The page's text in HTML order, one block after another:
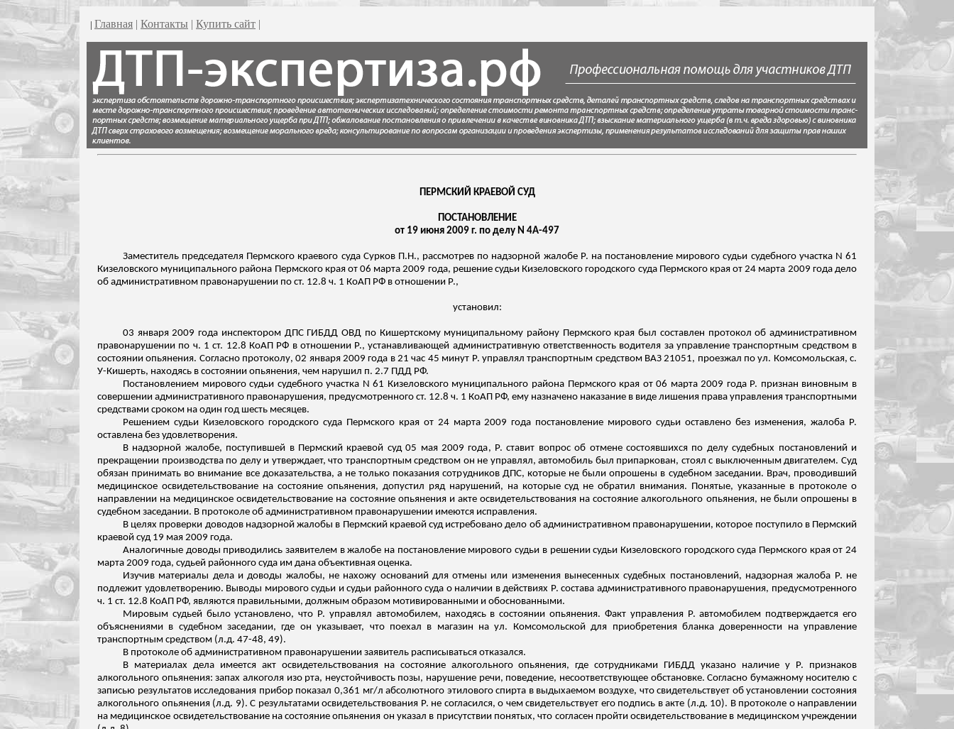
| Главная | Контакты | Купить сайт |
ПЕРМСКИЙ КРАЕВОЙ СУД
ПОСТАНОВЛЕНИЕ
от 19 июня 2009 г. по делу N 4А-497
Заместитель председателя Пермского краевого суда Сурков П.Н., рассмотрев по надзорной жалобе Р. на постановление мирового судьи судебного участка N 61
Кизеловского муниципального района Пермского края от 06 марта 2009 года, решение судьи Кизеловского городского суда Пермского края от 24 марта 2009 года дело
об административном правонарушении по ст. 12.8 ч. 1 КоАП РФ в отношении Р.,
установил:
03 января 2009 года инспектором ДПС ГИБДД ОВД по Кишертскомумуниципальному району Пермского края был составлен протокол об административном
правонарушении по ч. 1 ст. 12.8 КоАП РФ в отношении Р., устанавливающей административную ответственность водителя за управление транспортным средством в
состоянии опьянения. Согласно протоколу, 02 января 2009 года в 21 час 45 минут Р. управлял транспортным средством ВАЗ 21051, проезжал по ул. Комсомольская, с.
У-Кишерть, находясь в состоянии опьянения, чем нарушил п. 2.7 ПДД РФ.
Постановлением мирового судьи судебного участка N 61 Кизеловскогомуниципального района Пермского края от 06 марта 2009 года Р. признан виновным в
совершении административного правонарушения, предусмотренного ст. 12.8 ч. 1 КоАП РФ, ему назначено наказание в виде лишения права управления транспортными
средствами сроком на один год шесть месяцев.
Решением судьи Кизеловскогогородского суда Пермского края от 24 марта 2009 года постановление мирового судьи оставлено без изменения, жалоба Р.
оставлена без удовлетворения.
В надзорной жалобе, поступившей в Пермский краевой суд 05 мая 2009 года, Р. ставит вопрос об отмене состоявшихся по делу судебных постановлений и
прекращении производства по делу и утверждает, что транспортным средством он не управлял, автомобиль был припаркован, стоял с выключенным двигателем. Суд
обязан принимать во внимание все доказательства, а не только показания сотрудников ДПС, которые не были опрошены в судебном заседании. Врач, проводивший
медицинское освидетельствование на состояние опьянения, допустил ряд нарушений, на которые суд не обратил внимания. Понятые, указанные в протоколе о
направлении на медицинское освидетельствование на состояние опьянения и акте освидетельствования на состояние алкогольного опьянения, не были опрошены в
судебном заседании. В протоколе об административном правонарушении имеются исправления.
В целях проверки доводов надзорной жалобы в Пермский краевой суд истребовано дело об административном правонарушении, которое поступило в Пермский
краевой суд 19 мая 2009 года.
Аналогичные доводы приводились заявителем в жалобе на постановление мирового судьи в решении судьи Кизеловскогогородского суда Пермского края от 24
марта 2009 года, судьей районного суда им дана объективная оценка.
Изучив материалы дела и доводы жалобы, не нахожу оснований для отмены или изменения вынесенных судебных постановлений, надзорная жалоба Р. не
подлежит удовлетворению. Выводы мирового судьи и судьи районного суда о наличии в действиях Р. состава административного правонарушения, предусмотренного
ч. 1 ст. 12.8 КоАП РФ, являются правильными, должным образом мотивированными и обоснованными.
Мировым судьей было установлено, что Р. управлял автомобилем, находясь в состоянии опьянения. Факт управления Р. автомобилем подтверждается его
объяснениями в судебном заседании, где он указывает, что поехал в магазин на ул. Комсомольской для приобретения бланка доверенности на управление
транспортным средством (л.д. 47-48, 49).
В протоколе об административном правонарушении заявитель расписываться отказался.
В материалах дела имеется акт освидетельствования на состояние алкогольного опьянения, где сотрудниками ГИБДД указано наличие у Р. признаков
алкогольного опьянения: запах алкоголя изо рта, неустойчивость позы, нарушение речи, поведение, несоответствующее обстановке. Согласно бумажному носителю с
записью результатов исследования прибор показал 0,361 мг/л абсолютного этилового спирта в выдыхаемом воздухе, что свидетельствует об установлении состояния
алкогольного опьянения (л.д. 9). С результатами освидетельствования Р. не согласился, о чем свидетельствует его подпись в акте (л.д. 10). В протоколе о направлении
на медицинское освидетельствование на состояние опьянения он указал в присутствии понятых, что согласен пройти освидетельствование в медицинском учреждении